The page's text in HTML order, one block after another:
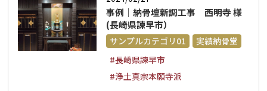
事例｜納骨壇新調工事 西明寺 様
(長崎県諫早市）
サンプルカテゴリ01
実績納骨堂
#長崎県諫早市
#浄土真宗本願寺派